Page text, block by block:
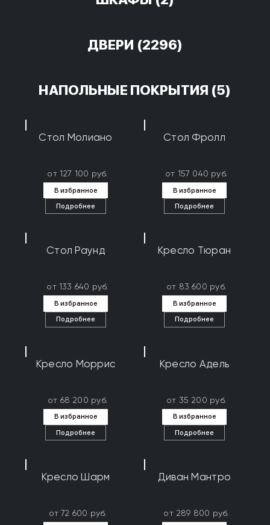
ДВЕРИ (2296)
НАПОЛЬНЫЕ ПОКРЫТИЯ (5)
Стол Молиано
от 127 100 руб.
В избранное
Подробнее
Стол Фролл
от 157 040 руб.
В избранное
Подробнее
Стол Раунд
от 133 640 руб.
В избранное
Подробнее
Кресло Тюран
от 83 600 руб.
В избранное
Подробнее
Кресло Моррис
от 68 200 руб.
В избранное
Подробнее
Кресло Адель
от 35 200 руб.
В избранное
Подробнее
Кресло Шарм
от 72 600 руб.
Диван Мантро
от 289 800 руб.